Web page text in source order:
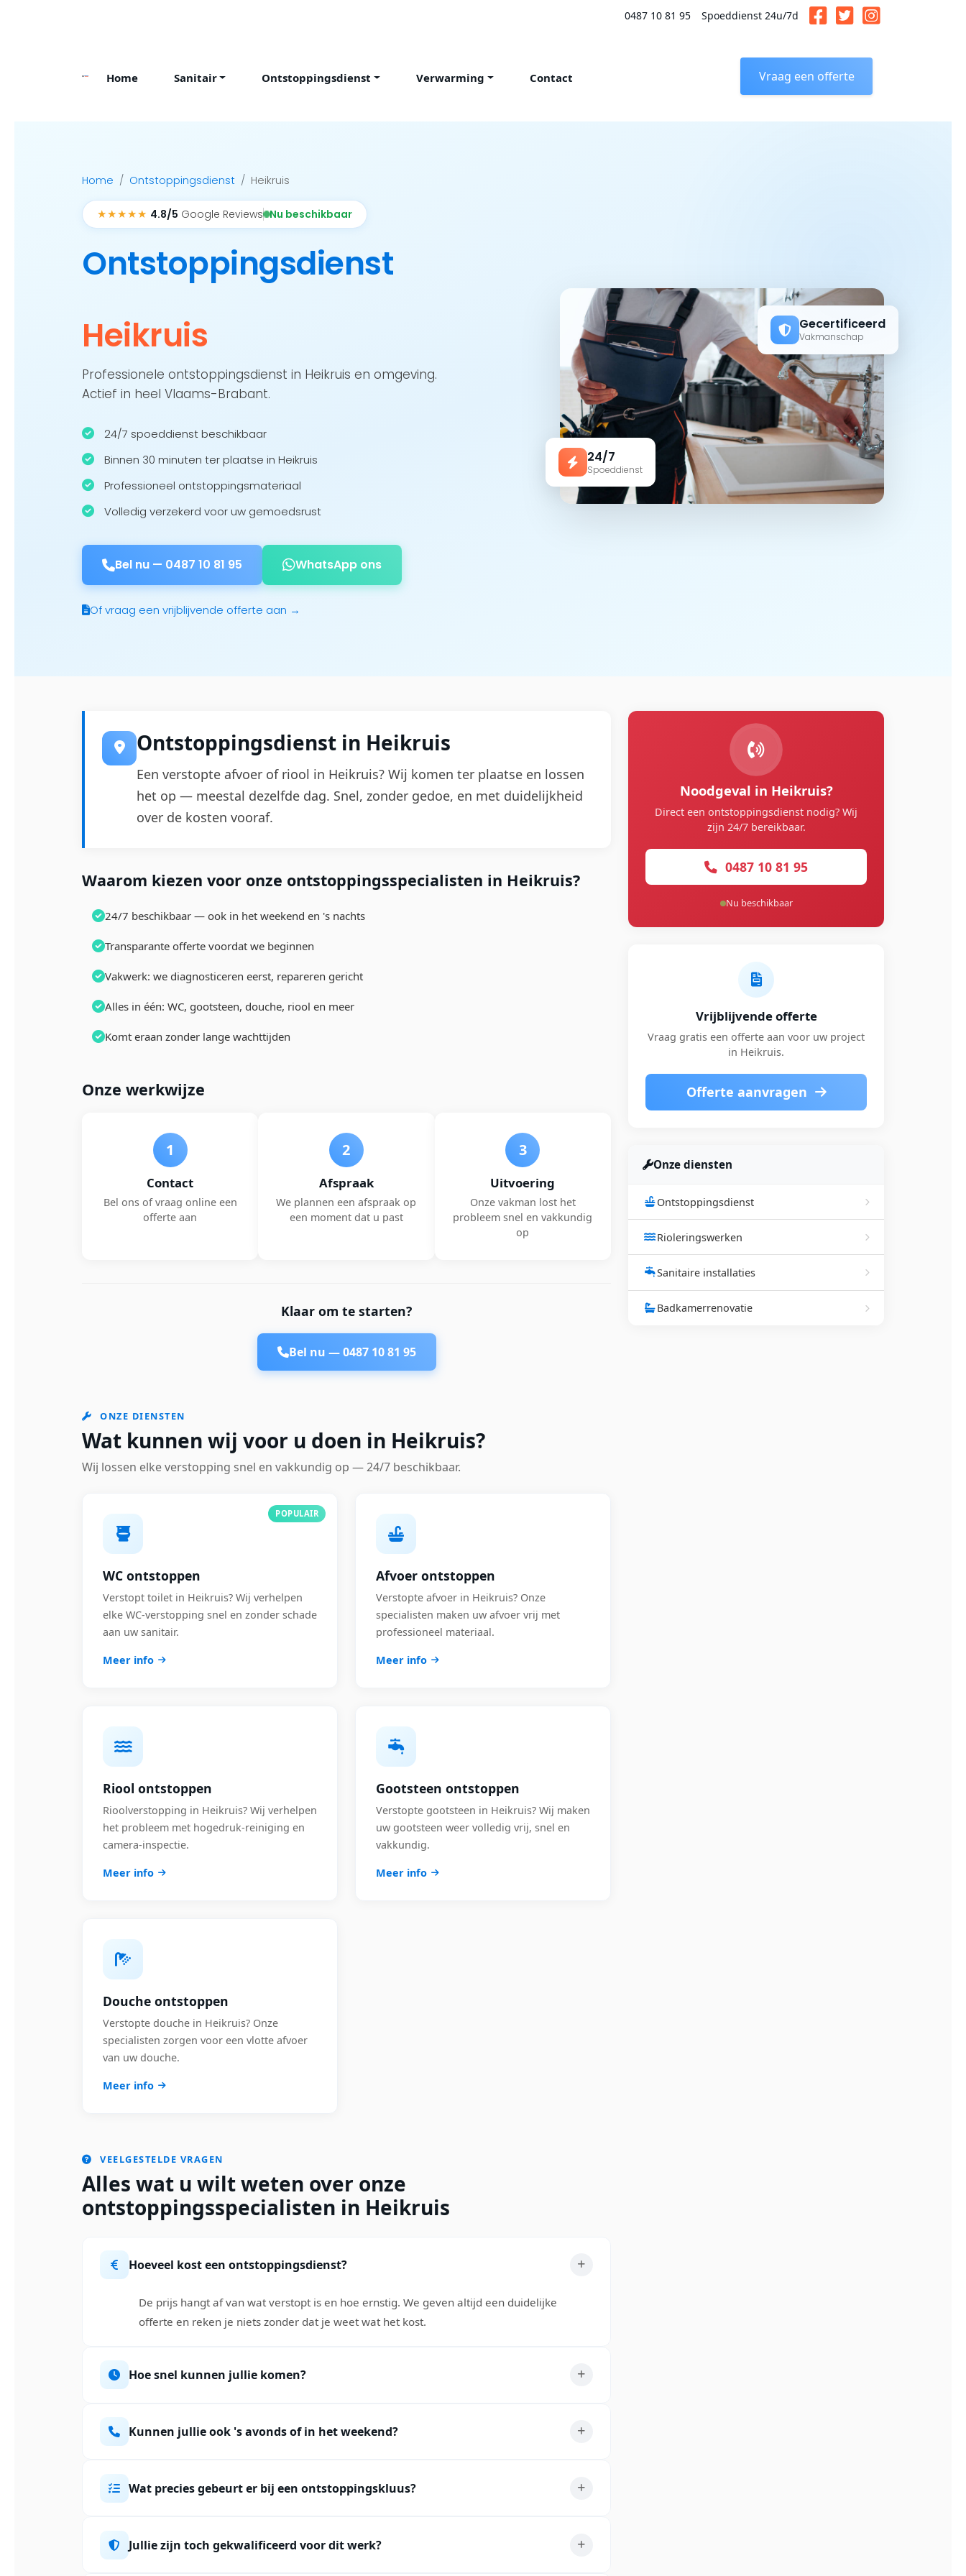
0487 10 81 95 Spoeddienst 24u/7d
Home Sanitair Ontstoppingsdienst Verwarming Contact Vraag een offerte
Home Ontstoppingsdienst Heikruis
★★★★★ 4.8/5 Google Reviews Nu beschikbaar
Ontstoppingsdienst
Heikruis
Professionele ontstoppingsdienst in Heikruis en omgeving.
Actief in heel Vlaams-Brabant.
24/7 spoeddienst beschikbaar
Binnen 30 minuten ter plaatse in Heikruis
Professioneel ontstoppingsmateriaal
Volledig verzekerd voor uw gemoedsrust
Bel nu — 0487 10 81 95 WhatsApp ons
Of vraag een vrijblijvende offerte aan →
24/7
Spoeddienst
Gecertificeerd
Vakmanschap
Ontstoppingsdienst in Heikruis
Een verstopte afvoer of riool in Heikruis? Wij komen ter plaatse en lossen
het op — meestal dezelfde dag. Snel, zonder gedoe, en met duidelijkheid
over de kosten vooraf.
Waarom kiezen voor onze ontstoppingsspecialisten in Heikruis?
24/7 beschikbaar — ook in het weekend en 's nachts
Transparante offerte voordat we beginnen
Vakwerk: we diagnosticeren eerst, repareren gericht
Alles in één: WC, gootsteen, douche, riool en meer
Komt eraan zonder lange wachttijden
Onze werkwijze
1
Contact
Bel ons of vraag online een
offerte aan
2
Afspraak
We plannen een afspraak op
een moment dat u past
3
Uitvoering
Onze vakman lost het
probleem snel en vakkundig
op
Klaar om te starten?
Bel nu —0487 10 81 95
ONZE DIENSTEN
Wat kunnen wij voor u doen in Heikruis?
Wij lossen elke verstopping snel en vakkundig op — 24/7 beschikbaar.
POPULAIR
WC ontstoppen
Verstopt toilet in Heikruis? Wij verhelpen
elke WC-verstopping snel en zonder schade
aan uw sanitair.
Meer info
Afvoer ontstoppen
Verstopte afvoer in Heikruis? Onze
specialisten maken uw afvoer vrij met
professioneel materiaal.
Meer info
Riool ontstoppen
Rioolverstopping in Heikruis? Wij verhelpen
het probleem met hogedruk-reiniging en
camera-inspectie.
Meer info
Gootsteen ontstoppen
Verstopte gootsteen in Heikruis? Wij maken
uw gootsteen weer volledig vrij, snel en
vakkundig.
Meer info
Douche ontstoppen
Verstopte douche in Heikruis? Onze
specialisten zorgen voor een vlotte afvoer
van uw douche.
Meer info
VEELGESTELDE VRAGEN
Alles wat u wilt weten over onze
ontstoppingsspecialisten in Heikruis
Hoeveel kost een ontstoppingsdienst?
De prijs hangt af van wat verstopt is en hoe ernstig. We geven altijd een duidelijke
offerte en reken je niets zonder dat je weet wat het kost.
Hoe snel kunnen jullie komen?
Kunnen jullie ook 's avonds of in het weekend?
Wat precies gebeurt er bij een ontstoppingskluus?
Jullie zijn toch gekwalificeerd voor dit werk?
Noodgeval in Heikruis?
Direct een ontstoppingsdienst nodig? Wij
zijn 24/7 bereikbaar.
0487 10 81 95
Nu beschikbaar
Vrijblijvende offerte
Vraag gratis een offerte aan voor uw project
in Heikruis.
Offerte aanvragen
Onze diensten
Ontstoppingsdienst
Rioleringswerken
Sanitaire installaties
Badkamerrenovatie